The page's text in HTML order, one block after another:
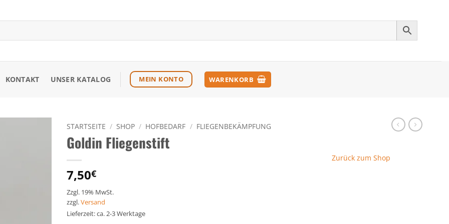
KONTAKT UNSER KATALOG MEIN KONTO WARENKORB
STARTSEITE / SHOP / HOFBEDARF / FLIEGENBEKÄMPFUNG
Goldin Fliegenstift
7,50€
Zzgl. 19% MwSt.
zzgl.Versand
Lieferzeit: ca. 2-3 Werktage
Zurück zum Shop